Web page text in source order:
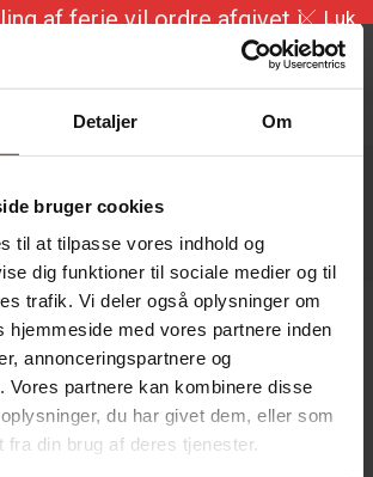
Detaljer Om
bruger cookies
til at tilpasse vores indhold og
dig funktioner til sociale medier og til
trafik. Vi deler også oplysninger om
hjemmeside med vores partnere inden
annonceringspartnere og
Vores partnere kan kombinere disse
du har givet dem, eller som
fra din brug af deres tjenester.
Luk
af ferie vil ordre afgivet i
16/8 blive ekspederet i uge
34
kr.
CARPENTER
You are here: